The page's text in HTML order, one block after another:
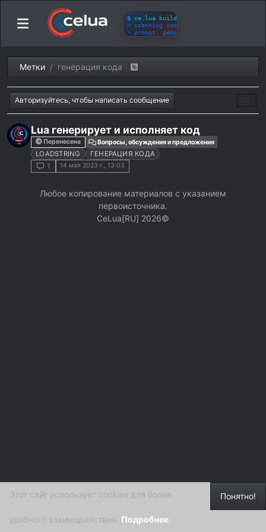
Метки генерация кода
Авторизуйтесь, чтобы написать сообщение
Lua генерирует и исполняет код
Перенесена Вопросы, обсуждения и предложения
LOADSTRING ГЕНЕРАЦИЯ КОДА
1 14 мая 2023 г., 13:03
Любое копирование материалов с указанием
первоисточника.
СeLua[RU] 2026©
Понятно!
Этот сайт использует cookies для более
удобного взаимодействия. Подробнее